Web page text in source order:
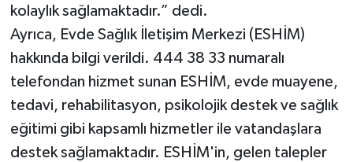
kolaylık sağlamaktadır.” dedi.
Ayrıca, Evde Sağlık İletişim Merkezi (ESHİM)
hakkında bilgi verildi. 444 38 33 numaralı
telefondan hizmet sunan ESHİM, evde muayene,
tedavi, rehabilitasyon, psikolojik destek ve sağlık
eğitimi gibi kapsamlı hizmetler ile vatandaşlara
destek sağlamaktadır. ESHİM'in, gelen talepler